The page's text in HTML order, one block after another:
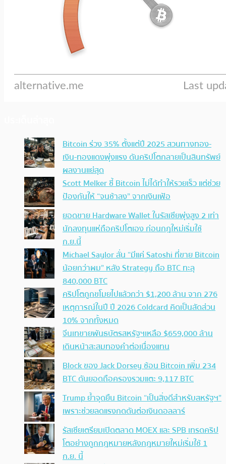
Bitcoin ร่วง 35% ตั้งแต่ปี 2025 สวนทางทอง-
เงิน-ทองแดงพุ่งแรง ดันคริปโตกลายเป็นสินทรัพย์
ผลงานแย่สุด
Scott Melker ชี้ Bitcoin ไม่ได้ทำให้รวยเร็ว แต่ช่วย
ป้องกันให้ “จนช้าลง” จากเงินเฟ้อ
ยอดขาย Hardware Wallet ในรัสเซียพุ่งสูง 2 เท่า
นักลงทุนแห่ถือคริปโตเอง ก่อนกฎใหม่เริ่มใช้
ก.ย.นี้
Michael Saylor ลั่น “มีแค่ Satoshi ที่ขาย Bitcoin
น้อยกว่าผม” หลัง Strategy ถือ BTC ทะลุ
840,000 BTC
คริปโตถูกขโมยไปแล้วกว่า $1,200 ล้าน จาก 276
เหตุการณ์ในปี ปี 2026 Coldcard คิดเป็นสัดส่วน
10% จากทั้งหมด
จีนเทขายพันธบัตรสหรัฐฯเหลือ $659,000 ล้าน
เดินหน้าสะสมทองคำต่อเนื่องแทน
Block ของ Jack Dorsey ช้อน Bitcoin เพิ่ม 234
BTC ดันยอดถือครองรวมแตะ 9,117 BTC
Trump ย้ำจุดยืน Bitcoin “เป็นสิ่งดีสำหรับสหรัฐฯ”
เพราะช่วยลดแรงกดดันต่อเงินดอลลาร์
รัสเซียเตรียมเปิดตลาด MOEX และ SPB เทรดคริป
โตอย่างถูกกฎหมายหลังกฎหมายใหม่เริ่มใช้ 1
ก.ย. นี้